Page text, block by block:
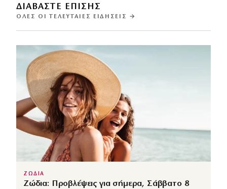
ΔΙΑΒΑΣΤΕ ΕΠΙΣΗΣ
ΌΛΕΣ ΟΙ ΤΕΛΕΥΤΑΊΕΣ ΕΙΔΉΣΕΙΣ →
ΖΩΔΙΑ
Ζώδια: Προβλέψεις για σήμερα, Σάββατο 8